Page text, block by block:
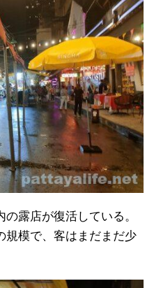
露店が復活している。
規模で、客はまだまだ少